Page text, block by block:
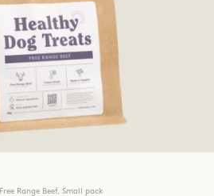
Free Range Beef, Small pack